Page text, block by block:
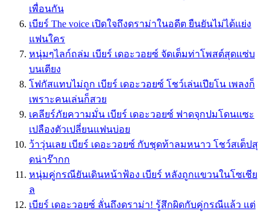
เพื่อนกัน
เบียร์ The voice เปิดใจถึงดราม่าในอดีต ยืนยันไม่ได้แย่ง
แฟนใคร
หนุ่มๆไลก์ถล่ม เบียร์ เดอะวอยซ์ จัดเต็มท่าโพสต์สุดแซ่บ
บนเตียง
โฟกัสแทบไม่ถูก เบียร์ เดอะวอยซ์ โชว์เล่นเปียโน เพลงก็
เพราะคนเล่นก็สวย
เคลียร์ภัยความมั่น เบียร์ เดอะวอยซ์ ฟาดจุกปมโดนแซะ
เปลืองตัวเปลี่ยนแฟนบ่อย
ว้าวุ่นเลย เบียร์ เดอะวอยซ์ กับชุดท้าลมหนาว โชว์สเต็ปสุ
ดน่าร๊ากก
หนุ่มคู่กรณียันเดินหน้าฟ้อง เบียร์ หลังถูกแขวนในโซเชีย
ล
เบียร์ เดอะวอยซ์ ลั่นถึงดราม่า! รู้สึกผิดกับคู่กรณีแล้ว แต่